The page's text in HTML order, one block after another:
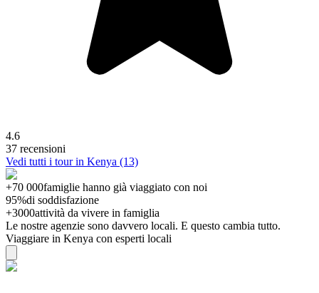
4.6
37 recensioni
Vedi tutti i tour in Kenya (13)
+70 000famiglie hanno già viaggiato con noi
95%di soddisfazione
+3000attività da vivere in famiglia
Le nostre agenzie sono davvero locali. E questo cambia tutto.
Viaggiare in Kenya con esperti locali